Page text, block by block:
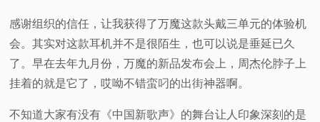
科
普
体
感谢组织的信任，让我获得了万魔这款头戴三单元的体验机
会。其实对这款耳机并不是很陌生，也可以说是垂延已久
了。早在去年九月份，万魔的新品发布会上，周杰伦脖子上
挂着的就是它了，哎呦不错蛮叼的出街神器啊。
不知道大家有没有《中国新歌声》的舞台让人印象深刻的是